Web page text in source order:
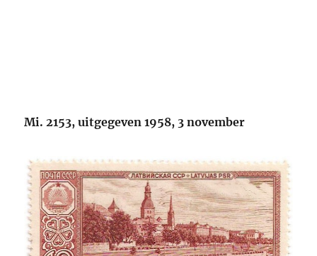
Mi. 2153, uitgegeven 1958, 3 november